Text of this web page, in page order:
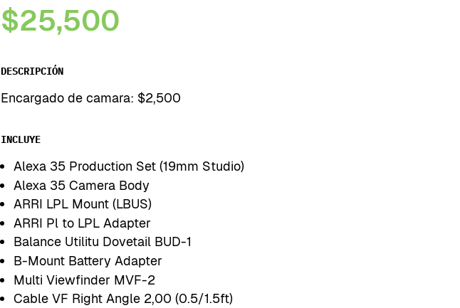
$25,500
DESCRIPCIÓN
Encargado de camara: $2,500
INCLUYE
Alexa 35 Production Set (19mm Studio)
Alexa 35 Camera Body
ARRI LPL Mount (LBUS)
ARRI Pl to LPL Adapter
Balance Utilitu Dovetail BUD-1
B-Mount Battery Adapter
Multi Viewfinder MVF-2
Cable VF Right Angle 2,00 (0.5/1.5ft)